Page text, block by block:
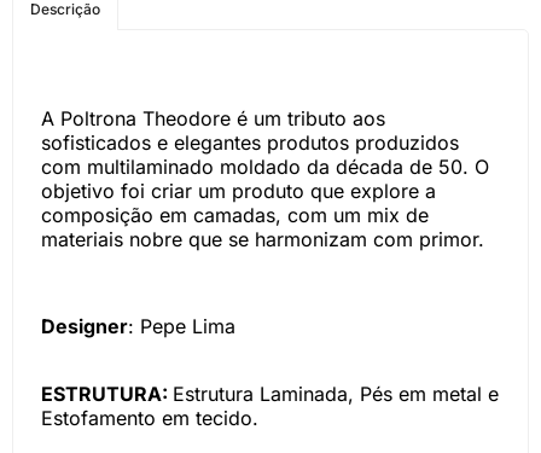
Descrição
A Poltrona Theodore é um tributo aos
sofisticados e elegantes produtos produzidos
com multilaminado moldado da década de 50. O
objetivo foi criar um produto que explore a
composição em camadas, com um mix de
materiais nobre que se harmonizam com primor.
Designer: Pepe Lima
ESTRUTURA: Estrutura Laminada, Pés em metal e
Estofamento em tecido.